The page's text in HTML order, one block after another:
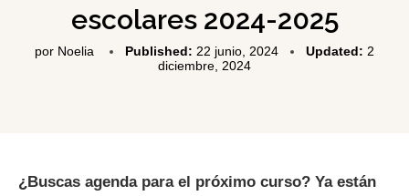
escolares 2024-2025
por Noelia Published: 22 junio, 2024 Updated: 2
diciembre, 2024
¿Buscas agenda para el próximo curso? Ya están